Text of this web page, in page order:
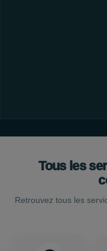
Tous les
Retrouvez tous les